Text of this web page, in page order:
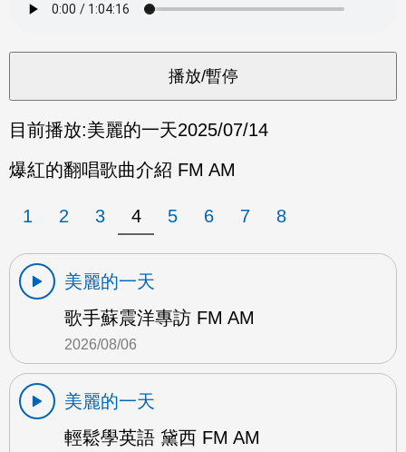
目前播放:美麗的一天2025/07/14
爆紅的翻唱歌曲介紹 FM AM
1 2 3 4 5 6 7 8
美麗的一天
歌手蘇震洋專訪 FM AM
2026/08/06
美麗的一天
輕鬆學英語 黛西 FM AM